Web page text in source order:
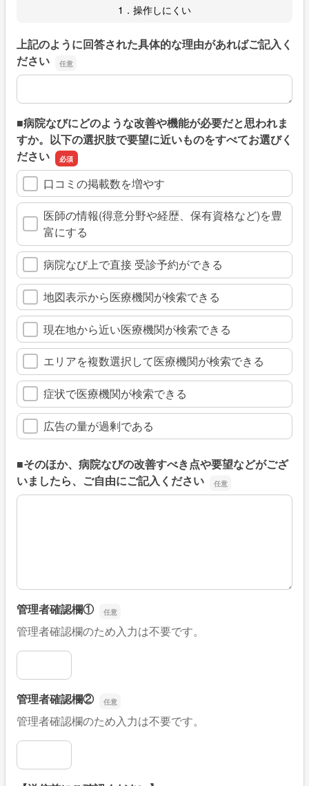
1．操作しにくい
上記のように回答された具体的な理由があればご記入く
ださい
上記のように回答された具体的な理由があればご記入くだ
■病院なびにどのような改善や機能が必要だと思われま
すか。以下の選択肢で要望に近いものをすべてお選びく
ださい
口コミの掲載数を増やす
医師の情報(得意分野や経歴、保有資格など)を豊
富にする
病院なび上で直接 受診予約ができる
地図表示から医療機関が検索できる
現在地から近い医療機関が検索できる
エリアを複数選択して医療機関が検索できる
症状で医療機関が検索できる
広告の量が過剰である
■そのほか、病院なびの改善すべき点や要望などがござ
いましたら、ご自由にご記入ください
■そのほか、病院なびの改善すべき点や要望などがござい
管理者確認欄①
管理者確認欄のため入力は不要です。
管理者確認欄①
管理者確認欄②
管理者確認欄のため入力は不要です。
管理者確認欄②